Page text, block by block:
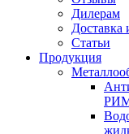
Дилерам
Доставка
Статьи
Продукция